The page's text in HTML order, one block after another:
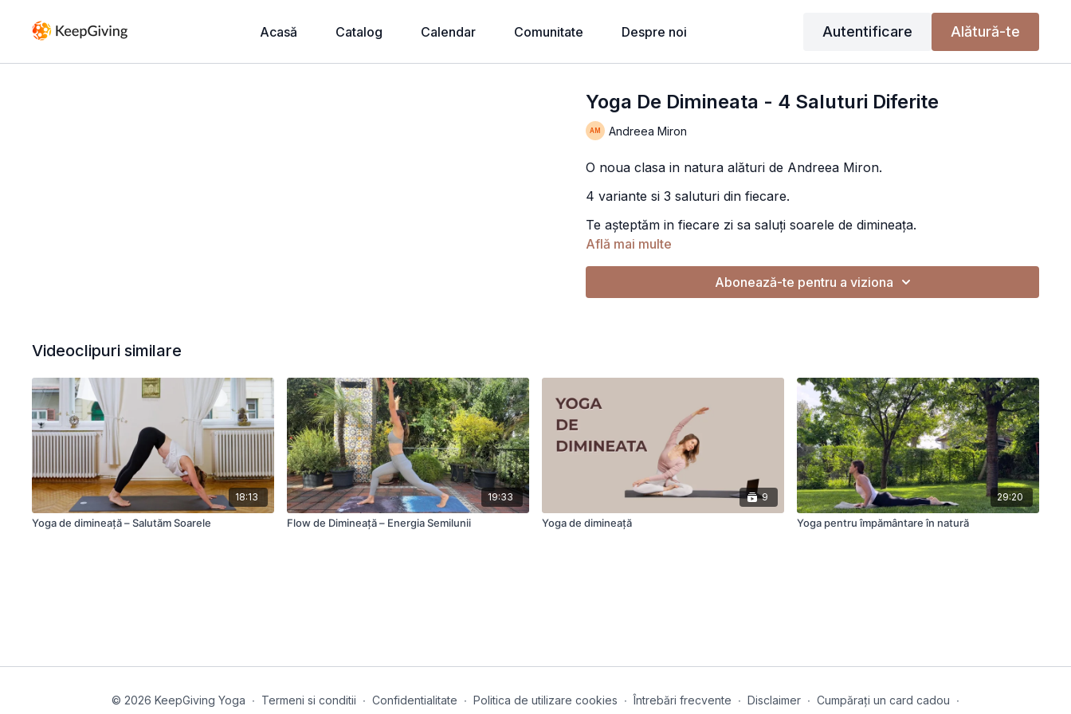
Acasă Catalog Calendar Comunitate Despre noi Autentificare Alătură-te
Yoga De Dimineata - 4 Saluturi Diferite
Andreea Miron
O noua clasa in natura alături de Andreea Miron.
4 variante si 3 saluturi din fiecare.
Te așteptăm in fiecare zi sa saluți soarele de dimineața.
Află mai multe
Abonează-te pentru a viziona
Videoclipuri similare
18:13
Yoga de dimineață – Salutăm Soarele
19:33
Flow de Dimineață – Energia Semilunii
9
Yoga de dimineață
29:20
Yoga pentru împământare în natură
© 2026 KeepGiving Yoga ∙ Termeni si conditii ∙ Confidentialitate ∙ Politica de utilizare cookies ∙ Întrebări frecvente ∙ Disclaimer ∙ Cumpărați un card cadou ∙